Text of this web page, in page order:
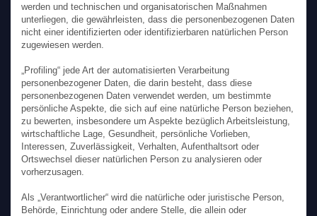
werden und technischen und organisatorischen Maßnahmen
unterliegen, die gewährleisten, dass die personenbezogenen Daten
nicht einer identifizierten oder identifizierbaren natürlichen Person
zugewiesen werden.
„Profiling“ jede Art der automatisierten Verarbeitung
personenbezogener Daten, die darin besteht, dass diese
personenbezogenen Daten verwendet werden, um bestimmte
persönliche Aspekte, die sich auf eine natürliche Person beziehen,
zu bewerten, insbesondere um Aspekte bezüglich Arbeitsleistung,
wirtschaftliche Lage, Gesundheit, persönliche Vorlieben,
Interessen, Zuverlässigkeit, Verhalten, Aufenthaltsort oder
Ortswechsel dieser natürlichen Person zu analysieren oder
vorherzusagen.
Als „Verantwortlicher“ wird die natürliche oder juristische Person,
Behörde, Einrichtung oder andere Stelle, die allein oder